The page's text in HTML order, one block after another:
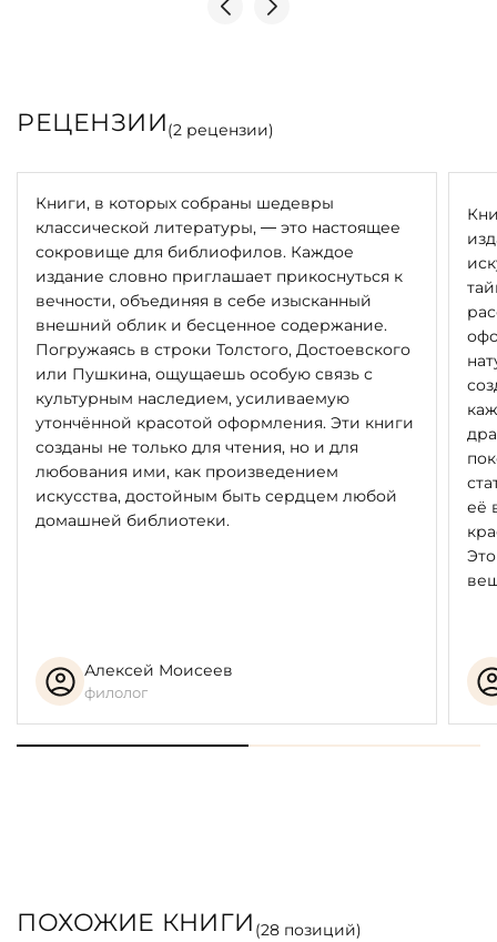
Обрез блока - золото с торшонированием.
Ляссе.
Инкрустация кожаной вставкой с полноцветной
печатью.
РЕЦЕНЗИИ(2 рецензии)
Книги, в которых собраны шедевры
классической литературы, — это настоящее
сокровище для библиофилов. Каждое
издание словно приглашает прикоснуться к
вечности, объединяя в себе изысканный
внешний облик и бесценное содержание.
Погружаясь в строки Толстого, Достоевского
или Пушкина, ощущаешь особую связь с
культурным наследием, усиливаемую
утончённой красотой оформления. Эти книги
созданы не только для чтения, но и для
любования ими, как произведением
искусства, достойным быть сердцем любой
домашней библиотеки.
Алексей Моисеев
филолог
её
ПОХОЖИЕ КНИГИ (28позиций)